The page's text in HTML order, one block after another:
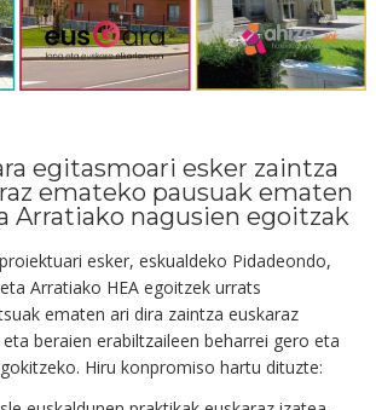
egitasmoari esker zaintza
emateko pausuak ematen
Arratiako nagusien egoitzak
esker, eskualdeko Pidadeondo,
Arratiako HEA egoitzek urrats
ematen ari dira zaintza euskaraz
beraien erabiltzaileen beharrei gero eta
Hiru konpromiso hartu dituzte: